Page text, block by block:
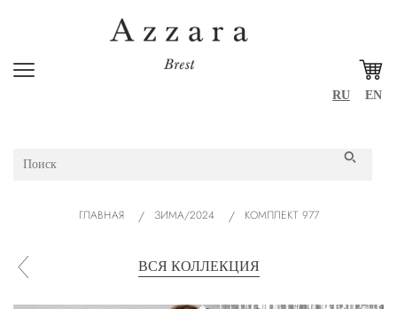
RU EN
ГЛАВНАЯ ЗИМА/2024 КОМПЛЕКТ 977
ВСЯ КОЛЛЕКЦИЯ